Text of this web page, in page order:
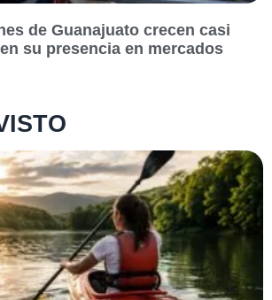
de Guanajuato crecen casi
su presencia en mercados